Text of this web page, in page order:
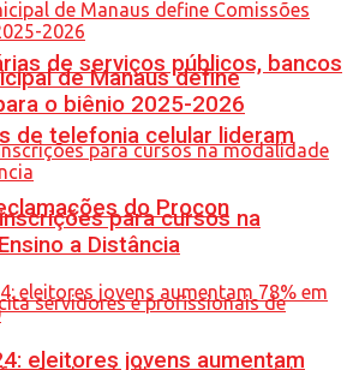
de serviços públicos, bancos
de telefonia celular lideram
do Procon
de Manaus define
o biênio 2025-2026
para cursos na
a Distância
eleitores jovens aumentam